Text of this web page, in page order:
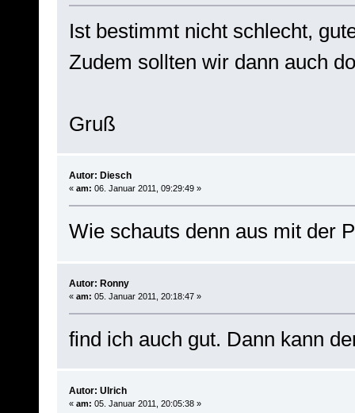
Ist bestimmt nicht schlecht,
Zudem sollten wir dann auch
Gruß
Autor: Diesch
« am: 06. Januar 2011, 09:29:49 »
Wie schauts denn aus mit der
Autor: Ronny
« am: 05. Januar 2011, 20:18:47 »
find ich auch gut. Dann kann
Autor: Ulrich
« am: 05. Januar 2011, 20:05:38 »